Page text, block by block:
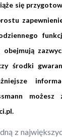
się
obejmują
środki
.
z